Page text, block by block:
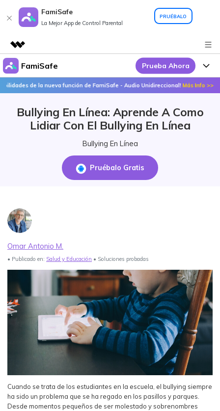
FamiSafe
La Mejor App de Control Parental
PRUÉBALO
Productos destacados
Creatividad digital con AIGC
Resumen
Soluciones
Quiénes somos
FamiSafe Prueba Ahora
Por Qué FamiSafe
FamiSafe - Tu Aliado en
Productos
FamiSafe Edu
Guías Prácticas
Ver Más >
Guía del Usuario
Ver Más >
search
de la nueva función de FamiSafe - Audio Unidireccional!Más Info >>
Bullying En Línea: Aprende A Como
Lidiar Con El Bullying En Línea
Bullying En Línea
Pruébalo Gratis
Omar Antonio M.
• Publicado en: Salud y Educación • Soluciones probadas
Cuando se trata de los estudiantes en la escuela, el bullying siempre
ha sido un problema que se ha regado en los pasillos y parques.
Desde momentos pequeños de ser molestado y sobrenombres